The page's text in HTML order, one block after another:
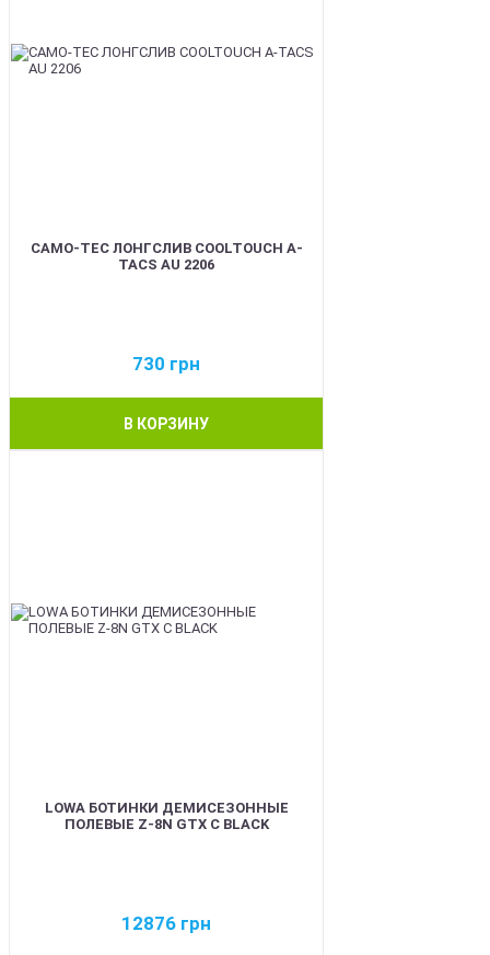
CAMO-TEC ЛОНГСЛИВ COOLTOUCH A-
TACS AU 2206
730 грн
В КОРЗИНУ
LOWA БОТИНКИ ДЕМИСЕЗОННЫЕ
ПОЛЕВЫЕ Z-8N GTX C BLACK
12876 грн